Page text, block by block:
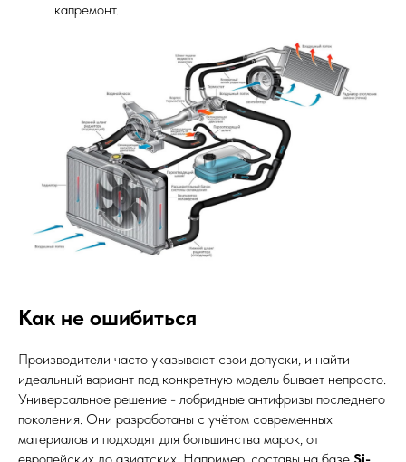
капремонт.
Как не ошибиться
Производители часто указывают свои допуски, и найти
идеальный вариант под конкретную модель бывает непросто.
Универсальное решение - лобридные антифризы последнего
поколения. Они разработаны с учётом современных
материалов и подходят для большинства марок, от
европейских до азиатских. Например, составы на базе Si-